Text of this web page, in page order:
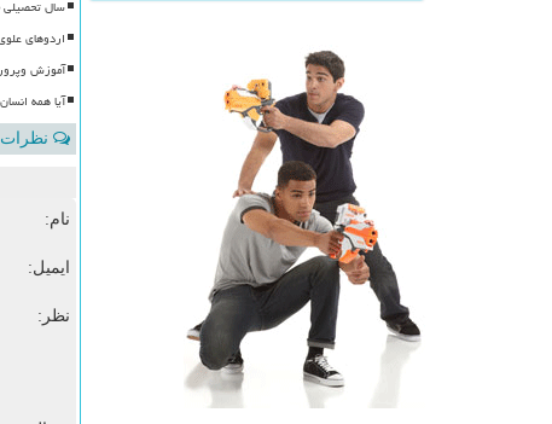
سال
اردوهای علوی
آموزش وپرورش با ۱۰۰ موکب، آماده
آیا همه
نظرات
نام:
ایمیل:
نظر: